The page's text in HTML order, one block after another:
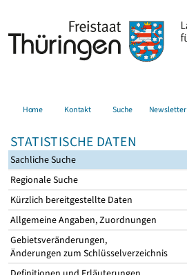
Home Kontakt Suche Newsletter
STATISTISCHE DATEN
Sachliche Suche
Regionale Suche
Kürzlich bereitgestellte Daten
Allgemeine Angaben, Zuordnungen
Gebietsveränderungen,
Änderungen zum Schlüsselverzeichnis